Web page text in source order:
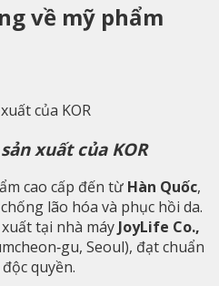
về mỹ phẩm
của KOR
xuất của KOR
cao cấp đến từ Hàn Quốc,
lão hóa và phục hồi da.
tại nhà máy JoyLife Co.,
Seoul), đạt chuẩn
quyền.